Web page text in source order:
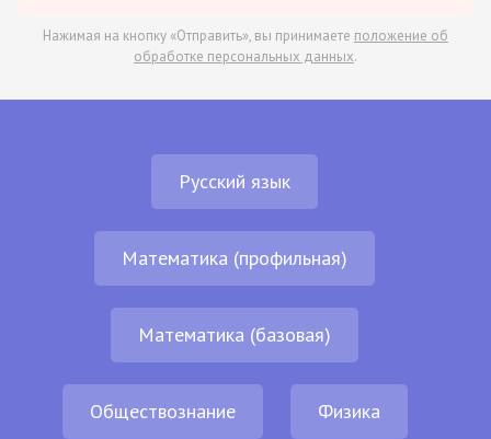
Нажимая на кнопку «Отправить», вы принимаете положение об
обработке персональных данных.
Русский язык
Математика (профильная)
Математика (базовая)
Обществознание Физика